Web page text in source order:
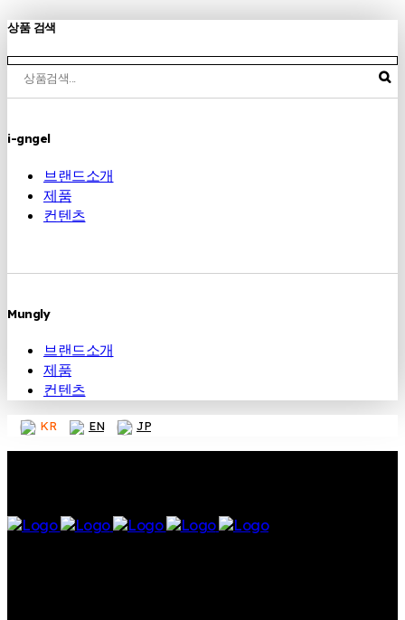
상품 검색
i-gngel
브랜드소개
제품
컨텐츠
Mungly
브랜드소개
제품
컨텐츠
KR EN JP